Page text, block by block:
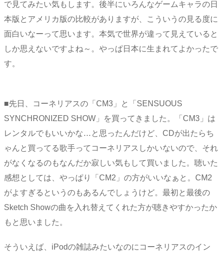
で見てみたい気もします。後半にいろんなゲームキャラの日
本版とアメリカ版の比較がありますが、こういうの見る度に
面白いなーって思います。本気で世界が違って見えていると
しか思えないですよね～。やっぱ日本に生まれてよかったで
す。
■先日、コーネリアスの「CM3」と「SENSUOUS
SYNCHRONIZED SHOW」を買ってきました。「CM3」は
レンタルでもいいかな…と思ったんだけど、CDが出たらち
ゃんと買ってる歌手ってコーネリアスしかいないので、それ
がなくなるのもなんだか寂しい気もして買いました。聴いた
感想としては、やっぱり「CM2」の方がいいなぁと。CM2
がよすぎるというのもあるんでしょうけど。最初と最後の
Sketch Showの曲を入れ替えてくれた方が聴きやすかったか
もと思いました。
そういえば、iPodの雑誌みたいなのにコーネリアスのイン